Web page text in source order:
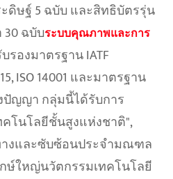
ดิษฐ์ 5 ฉบับ และสิทธิบัตรรุ่น
ฉบับระบบคุณภาพและการ
รองมาตรฐาน IATF
ISO 14001 และมาตรฐาน
ญญา กลุ่มนี้ได้รับการ
คโนโลยีชั้นสูงแห่งชาติ",
างและซับซ้อนประจำมณฑล
ษ์ใหญ่นวัตกรรมเทคโนโลยี